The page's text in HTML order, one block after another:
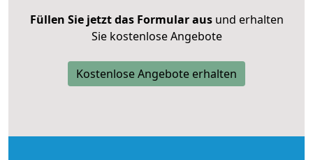
Füllen Sie jetzt das Formular ausund erhalten
Sie kostenlose Angebote
Kostenlose Angebote erhalten